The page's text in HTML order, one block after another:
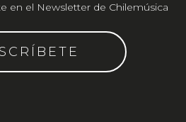
en el Newsletter de Chilemúsica